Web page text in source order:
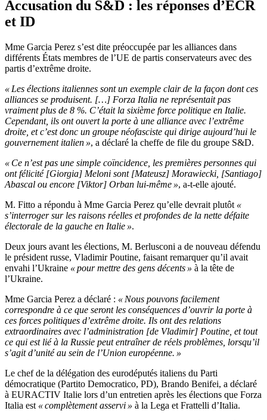
Accusation du S&D : les réponses d’ECR
et ID
Mme Garcia Perez s’est dite préoccupée par les alliances dans
différents États membres de l’UE de partis conservateurs avec des
partis d’extrême droite.
« Les élections italiennes sont un exemple clair de la façon dont ces
alliances se produisent. […] Forza Italia ne représentait pas
vraiment plus de 8 %. C’était la sixième force politique en Italie.
Cependant, ils ont ouvert la porte à une alliance avec l’extrême
droite, et c’est donc un groupe néofasciste qui dirige aujourd’hui le
gouvernement italien », a déclaré la cheffe de file du groupe S&D.
« Ce n’est pas une simple coïncidence, les premières personnes qui
ont félicité [Giorgia] Meloni sont [Mateusz] Morawiecki, [Santiago]
Abascal ou encore [Viktor] Orban lui-même », a-t-elle ajouté.
M. Fitto a répondu à Mme Garcia Perez qu’elle devrait plutôt «
s’interroger sur les raisons réelles et profondes de la nette défaite
électorale de la gauche en Italie ».
Deux jours avant les élections, M. Berlusconi a de nouveau défendu
le président russe, Vladimir Poutine, faisant remarquer qu’il avait
envahi l’Ukraine « pour mettre des gens décents » à la tête de
l’Ukraine.
Mme Garcia Perez a déclaré : « Nous pouvons facilement
correspondre à ce que seront les conséquences d’ouvrir la porte à
ces forces politiques d’extrême droite. Ils ont des relations
extraordinaires avec l’administration [de Vladimir] Poutine, et tout
ce qui est lié à la Russie peut entraîner de réels problèmes, lorsqu’il
s’agit d’unité au sein de l’Union européenne. »
Le chef de la délégation des eurodéputés italiens du Parti
démocratique (Partito Democratico, PD), Brando Benifei, a déclaré
à EURACTIV Italie lors d’un entretien après les élections que Forza
Italia est « complètement asservi » à la Lega et Frattelli d’Italia.